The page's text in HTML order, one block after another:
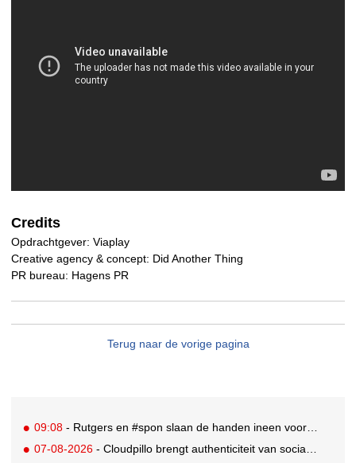
Credits
Opdrachtgever: Viaplay
Creative agency & concept: Did Another Thing
PR bureau: Hagens PR
Terug naar de vorige pagina
09:08 - Rutgers en #spon slaan de handen ineen voor 'Ben je oké?'
07-08-2026 - Cloudpillo brengt authenticiteit van social naar tv